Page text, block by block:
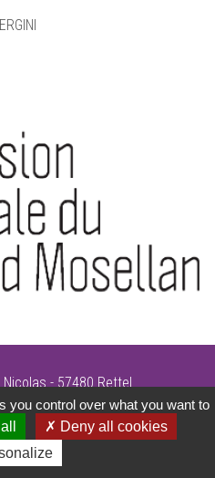
- 57480 Rettel
:accueil@mairie-rettel.com
plan du site- conception site alternativedg
you control over what you want to
Deny all cookies